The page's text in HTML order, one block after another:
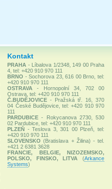
Kontakt
PRAHA - Líbalova 1/2348, 149 00 Praha
4, tel: +420 910 970 111
BRNO - Sochorova 23, 616 00 Brno, tel:
+420 910 970 111
OSTRAVA
- Hornopolní 34, 702 00
Ostrava, tel: +420 910 970 111
Č.BUDĚJOVICE - Pražská tř. 16, 370
04 České Budějovice, tel: +420 910 970
111
PARDUBICE - Rokycanova 2730, 530
02 Pardubice, tel: +420 910 970 111
PLZEŇ - Teslova 3, 301 00 Plzeň, tel:
+420 910 970 111
SLOVENSKO (Bratislava + Žilina) - tel.
+421 2 6381 3628
FRANCIE, BELGIE, NIZOZEMSKO,
POLSKO, FINSKO, LITVA
(Arkance
Systems)